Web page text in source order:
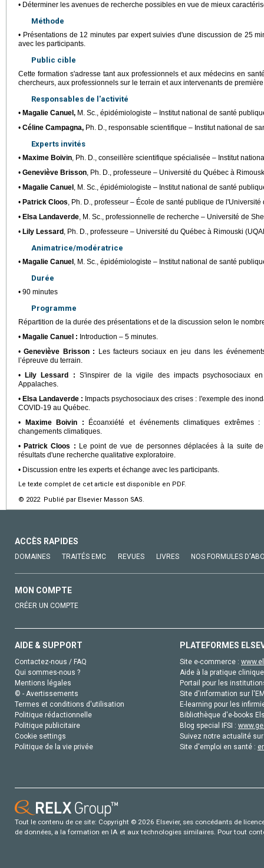
• Déterminer les avenues de recherche possibles en vue de mieux
Méthode
• Présentations de 12 minutes par expert suivies d'une discussion de 25
avec les participants.
Public cible
Cette formation s'adresse tant aux professionnels et aux médecins en
chercheurs, aux professionnels sur le terrain et aux intervenants de
Responsables de l'activité
• Magalie Canuel, M. Sc., épidémiologiste – Institut national de santé
• Céline Campagna, Ph. D., responsable scientifique – Institut national de
Experts invités
• Maxime Boivin, Ph. D., conseillère scientifique spécialisée – Institut
• Geneviève Brisson, Ph. D., professeure – Université du Québec à
• Magalie Canuel , M. Sc., épidémiologiste – Institut national de santé
• Patrick Cloos, Ph. D., professeur – École de santé publique de l'Université
• Elsa Landaverde, M. Sc., professionnelle de recherche – Université de
• Lily Lessard , Ph. D., professeure – Université du Québec à Rimouski
Animatrice/modératrice
• Magalie Canuel , M. Sc., épidémiologiste – Institut national de santé
Durée
• 90 minutes
Programme
Répartition de la durée des présentations et de la discussion selon le
• Magalie Canuel : Introduction – 5 minutes.
•Geneviève Brisson : Les facteurs sociaux en jeu dans les
l’épreuve du terrain.
•
Lily Lessard : S'inspirer de la vigile des impacts psychosociaux
Appalaches.
• Elsa Landaverde : Impacts psychosociaux des crises : l'exemple des
COVID-19 au Québec.
•
Maxime Boivin : Écoanxiété et événements climatiques extrêmes
changements climatiques.
• Patrick Cloos : Le point de vue de personnes déplacées à la suite
résultats d'une recherche qualitative exploratoire.
• Discussion entre les experts et échange avec les participants.
Le texte complet de cet article est disponible en PDF.
© 2022 Publié par Elsevier Masson SAS.
ACCÈS RAPIDES
DOMAINES TRAITÉS EMC REVUES LIVRES NOS FORMULES
MON COMPTE
CRÉER UN COMPTE
AIDE & SUPPORT
Contactez-nous / FAQ
Qui sommes-nous ?
Mentions légales
© - Avertissements
Termes et conditions d'utilisation
Politique rédactionnelle
Politique publicitaire
Cookie settings
Politique de la vie privée
PLATEFORMES
Site e-commerce :
Aide à la pratique
Portail pour les
Site d'information sur
E-learning pour les
Bibliothèque d'e-books
Blog special IFSI :
Suivez notre actualité
Site d'emploi en santé :
Tout le contenu de ce site: Copyright © 2026 Elsevier, ses concédants de
de données, a la formation en IA et aux technologies similaires. Pour tout